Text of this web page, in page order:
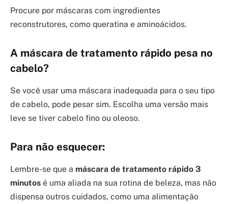
Procure por máscaras com ingredientes
reconstrutores, como queratina e aminoácidos.
A máscara de tratamento rápido pesa no
cabelo?
Se você usar uma máscara inadequada para o seu tipo
de cabelo, pode pesar sim. Escolha uma versão mais
leve se tiver cabelo fino ou oleoso.
Para não esquecer:
Lembre-se que a máscara de tratamento rápido 3
minutos é uma aliada na sua rotina de beleza, mas não
dispensa outros cuidados, como uma alimentação